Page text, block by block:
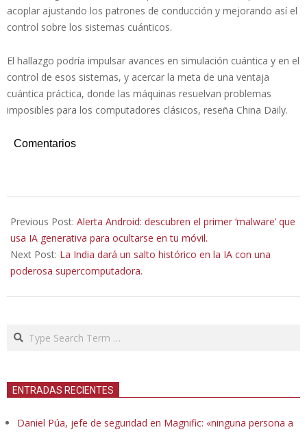
acoplar ajustando los patrones de conducción y mejorando así el
control sobre los sistemas cuánticos.
El hallazgo podría impulsar avances en simulación cuántica y en el
control de esos sistemas, y acercar la meta de una ventaja
cuántica práctica, donde las máquinas resuelvan problemas
imposibles para los computadores clásicos, reseña China Daily.
Comentarios
02-
20
Previous Post: Alerta Android: descubren el primer ‘malware’ que
usa IA generativa para ocultarse en tu móvil.
Next Post: La India dará un salto histórico en la IA con una
poderosa supercomputadora.
Search
ENTRADAS RECIENTES
Daniel Púa, jefe de seguridad en Magnific: «ninguna persona a